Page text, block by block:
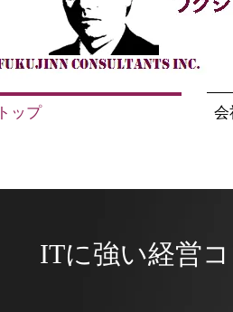
トップ 会
ITに強い経営